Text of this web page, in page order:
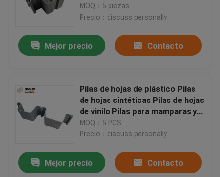
químicos
MOQ：5 piezas
Precio：discuss personally
Mejor precio Contacto
Pilas de hojas de plástico Pilas
de hojas sintéticas Pilas de hojas
de vinilo Pilas para mamparas y
diques
MOQ：5 PCS
Precio：discuss personally
Mejor precio Contacto